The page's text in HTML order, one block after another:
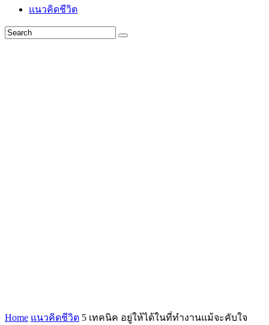
แนวคิดชีวิต
Home แนวคิดชีวิต 5 เทคนิค อยู่ให้ได้ในที่ทำงานแม้จะคับใจ